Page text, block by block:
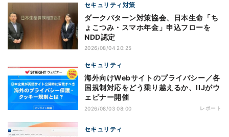
セキュリティ対策
ダークパターン対策協会、日本生命「ち
ょこつみ・スマホ年金」申込フローを
NDD認定
2026/08/04 20:25
セキュリティ
海外向けWebサイトのプライバシー／各
国規制対応をどう乗り越えるか、IIJがウ
ェビナー開催
2026/08/03 08:00 レポート
セキュリティ